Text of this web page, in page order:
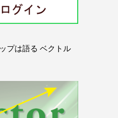
プは語る ベクトル